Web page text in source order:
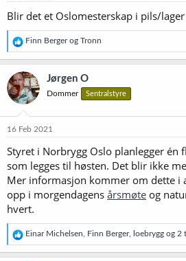
Blir det et Oslomesterskap i pils/
R
e
a
k
s
j
o
e
:
Finn Bergerog Tronn
Jørgen O
Dommer Sentralstyre
16 Feb 2021
Styret i Norbrygg Oslo planlegger én
som legges til høsten. Det blir ikke
Mer informasjon kommer om dette i
opp i morgendagens årsmøte og
hvert.
R
e
a
Einar Michelsen Finn Berger, loebrygg og 2